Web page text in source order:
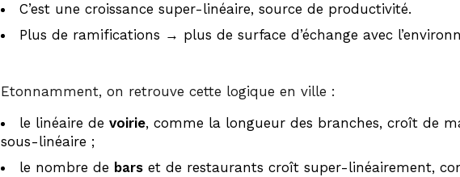
C’est une croissance super-linéaire, source de productivité.
Plus de ramifications → plus de surface d’échange avec
Etonnamment, on retrouve cette logique en ville :
le linéaire de voirie, comme la longueur des branches, croît de
sous-linéaire ;
le nombre de bars et de restaurants croît super-linéairement,